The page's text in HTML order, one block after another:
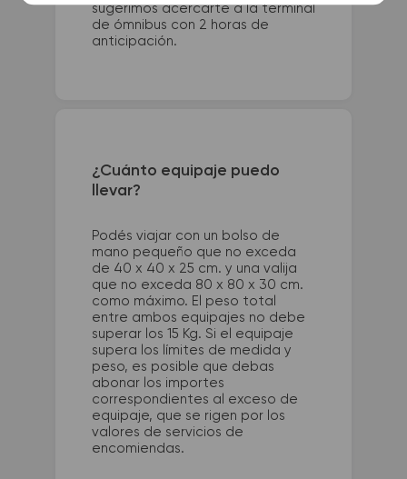
sugerimos acercarte a la terminal
de ómnibus con 2 horas de
anticipación.
¿Cuánto equipaje puedo
llevar?
Podés viajar con un bolso de
mano pequeño que no exceda
de 40 x 40 x 25 cm. y una valija
que no exceda 80 x 80 x 30 cm.
como máximo. El peso total
entre ambos equipajes no debe
superar los 15 Kg. Si el equipaje
supera los límites de medida y
peso, es posible que debas
abonar los importes
correspondientes al exceso de
equipaje, que se rigen por los
valores de servicios de
encomiendas.